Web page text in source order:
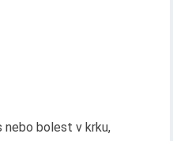
nebo bolest v krku,